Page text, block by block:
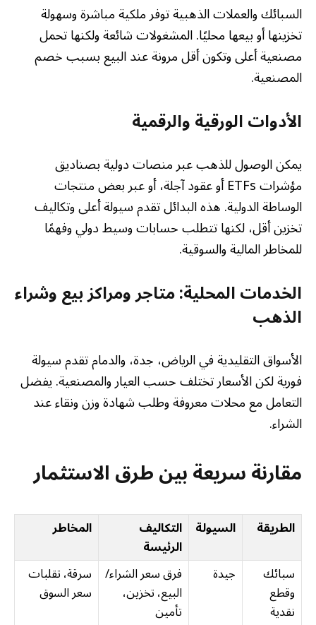
السبائك والعملات الذهبية توفر ملكية مباشرة وسهولة
تخزينها أو بيعها محليًا. المشغولات شائعة ولكنها تحمل
مصنعية أعلى وتكون أقل مرونة عند البيع بسبب خصم
المصنعية.
الأدوات الورقية والرقمية
يمكن الوصول للذهب عبر منصات دولية بصناديق
مؤشرات ETFs أو عقود آجلة، أو عبر بعض منتجات
الوساطة الدولية. هذه البدائل تقدم سيولة أعلى وتكاليف
تخزين أقل، لكنها تتطلب حسابات وسيط دولي وفهمًا
للمخاطر المالية والسوقية.
الخدمات المحلية: متاجر ومراكز بيع وشراء
الذهب
الأسواق التقليدية في الرياض، جدة، والدمام تقدم سيولة
فورية لكن الأسعار تختلف حسب العيار والمصنعية. يفضل
التعامل مع محلات معروفة وطلب شهادة وزن ونقاء عند
الشراء.
مقارنة سريعة بين طرق الاستثمار
الطريقة السيولة التكاليف
الرئيسة
المخاطر
سبائك
وقطع
نقدية
جيدة فرق سعر الشراء/
البيع، تخزين،
تأمين
سرقة، تقلبات
سعر السوق